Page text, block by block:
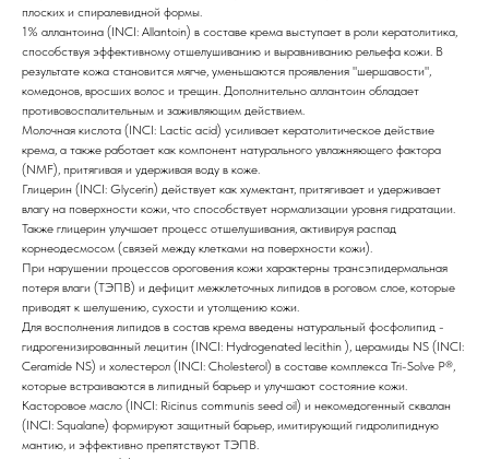
плоских и спиралевидной формы.
1% аллантоина (INCI: Allantoin) в составе крема выступает в роли кератолитика,
способствуя эффективному отшелушиванию и выравниванию рельефа кожи. В
результате кожа становится мягче, уменьшаются проявления "шершавости",
комедонов, вросших волос и трещин. Дополнительно аллантоин обладает
противовоспалительным и заживляющим действием.
Молочная кислота (INCI: Lactic acid) усиливает кератолитическое действие
крема, а также работает как компонент натурального увлажняющего фактора
(NMF), притягивая и удерживая воду в коже.
Глицерин (INCI: Glycerin) действует как хумектант, притягивает и удерживает
влагу на поверхности кожи, что способствует нормализации уровня гидратации.
Также глицерин улучшает процесс отшелушивания, активируя распад
корнеодесмосом (связей между клетками на поверхности кожи).
При нарушении процессов ороговения кожи характерны трансэпидермальная
потеря влаги (ТЭПВ) и дефицит межклеточных липидов в роговом слое, которые
приводят к шелушению, сухости и утолщению кожи.
Для восполнения липидов в состав крема введены натуральный фосфолипид -
гидрогенизированный лецитин (INCI: Hydrogenated lecithin ), церамиды NS (INCI:
Ceramide NS) и холестерол (INCI: Cholesterol) в составе комплекса Tri-Solve P®,
которые встраиваются в липидный барьер и улучшают состояние кожи.
Касторовое масло (INCI: Ricinus communis seed oil) и некомедогенный сквалан
(INCI: Squalane) формируют защитный барьер, имитирующий гидролипидную
мантию, и эффективно препятствуют ТЭПВ.